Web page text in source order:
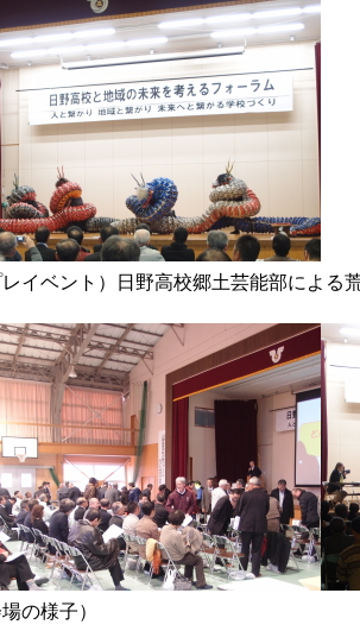
イベント）日野高校郷土芸能部による
の様子）